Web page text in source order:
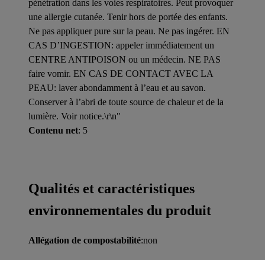
pénétration dans les voies respiratoires. Peut provoquer
une allergie cutanée. Tenir hors de portée des enfants.
Ne pas appliquer pure sur la peau. Ne pas ingérer. EN
CAS D’INGESTION: appeler immédiatement un
CENTRE ANTIPOISON ou un médecin. NE PAS
faire vomir. EN CAS DE CONTACT AVEC LA
PEAU: laver abondamment à l’eau et au savon.
Conserver à l’abri de toute source de chaleur et de la
lumière. Voir notice.\r\n"
Contenu net: 5
Qualités et caractéristiques
environnementales du produit
Allégation de compostabilité:non